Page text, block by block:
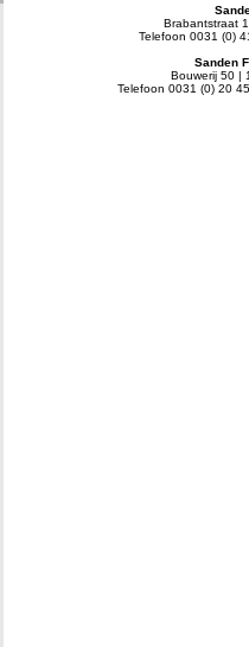
Brabantstraat
Telefoon 0031 (0)
Sanden
Bouwerij 50 |
Telefoon 0031 (0) 20